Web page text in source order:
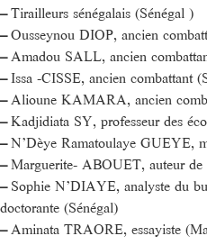
–Tirailleurs sénégalais (Sénégal )
–Ousseynou DIOP, ancien
–Amadou SALL, ancien
–Issa -CISSE, ancien combattant
–Alioune KAMARA, ancien
–Kadjidiata SY, professeur des
–N’Dèye Ramatoulaye GUEYE,
–Marguerite- ABOUET, auteur de
–Sophie N’DIAYE, analyste du
doctorante (Sénégal)
–Aminata TRAORE, essayiste